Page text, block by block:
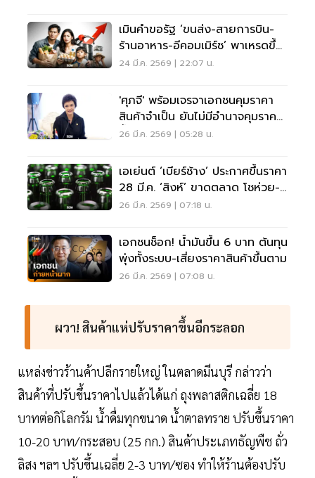
เมินคำขอรัฐ ‘ขนส่ง-สายการบิน-
ร้านอาหาร-อีคอมเมิร์ซ’ พาเหรดขึ้น
ราคา
24 มี.ค. 2569 | 22:07 น.
'ศุภจี' พร้อมเจรจาเอกชนคุมราคา
สินค้าจำเป็น ยันไม่มีอำนาจคุมราคา
น้ำมัน
26 มี.ค. 2569 | 05:28 น.
เอเย่นต์ ‘เบียร์ช้าง’ ประกาศขึ้นราคา
28 มี.ค. ‘สิงห์’ ขาดตลาด โชห่วย-
นักดื่มแห่ตุน
26 มี.ค. 2569 | 07:18 น.
เอกชนช็อก! น้ำมันขึ้น 6 บาท ต้นทุน
พุ่งทั้งระบบ-เสี่ยงราคาสินค้าขึ้นตาม
26 มี.ค. 2569 | 07:08 น.
ผวา! สินค้าแห่ปรับราคาขึ้นอีกระลอก
แหล่งข่าวร้านค้าปลีกรายใหญ่ ในตลาดมีนบุรี กล่าวว่า
สินค้าที่ปรับขึ้นราคาไปแล้วได้แก่ ถุงพลาสติกเฉลี่ย 18
บาทต่อกิโลกรัม น้ำดื่มทุกขนาด น้ำตาลทราย ปรับขึ้นราคา
10-20 บาท/กระสอบ (25 กก.) สินค้าประเภทธัญพืช ถั่ว
ลิสง ฯลฯ ปรับขึ้นเฉลี่ย 2-3 บาท/ซอง ทำให้ร้านต้องปรับ